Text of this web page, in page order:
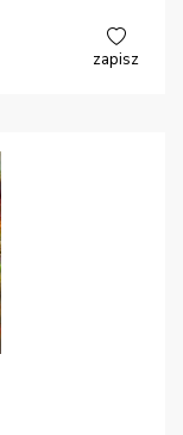
zapisz